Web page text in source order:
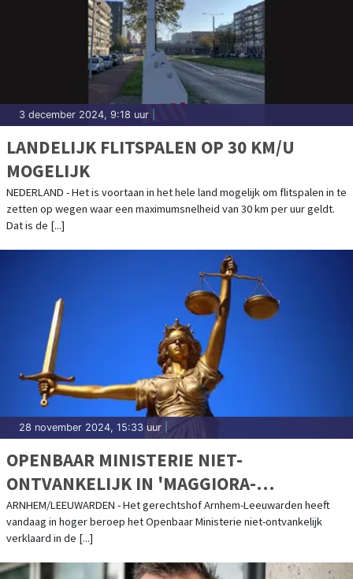
3 december 2024, 9:18 uur
LANDELIJK FLITSPALEN OP 30 KM/U
MOGELIJK
NEDERLAND - Het is voortaan in het hele land mogelijk om flitspalen in te
zetten op wegen waar een maximumsnelheid van 30 km per uur geldt.
Dat is de [...]
28 november 2024, 15:33 uur
OPENBAAR MINISTERIE NIET-
ONTVANKELIJK IN 'MAGGIORA-
DRUGSZAAK'
ARNHEM/LEEUWARDEN - Het gerechtshof Arnhem-Leeuwarden heeft
vandaag in hoger beroep het Openbaar Ministerie niet-ontvankelijk
verklaard in de [...]